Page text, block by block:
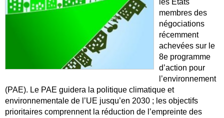
les États
membres des
négociations
récemment
achevées sur le
8e programme
d’action pour
l’environnement
(PAE). Le PAE guidera la politique climatique et
environnementale de l’UE jusqu’en 2030 ; les objectifs
prioritaires comprennent la réduction de l’empreinte des